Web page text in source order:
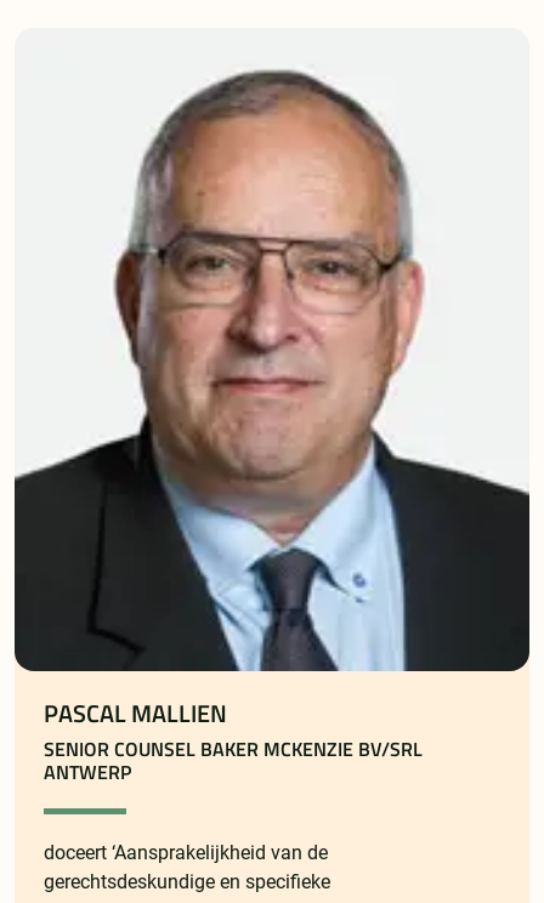
PASCAL MALLIEN
SENIOR COUNSEL BAKER MCKENZIE BV/SRL
ANTWERP
doceert ‘Aansprakelijkheid van de
gerechtsdeskundige en specifieke